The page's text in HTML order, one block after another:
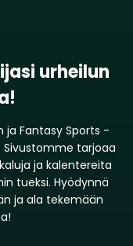
urheilun
ja Fantasy Sports -
tarjoaa
ja kalentereita
tueksi. Hyödynnä
ja ala tekemään